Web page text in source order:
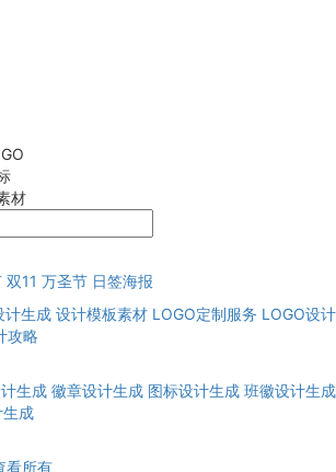
材
双11 万圣节 日签海报
计生成 设计模板素材 LOGO定制服务 LOGO设计
攻略
生成 徽章设计生成 图标设计生成 班徽设计生成
成
看所有